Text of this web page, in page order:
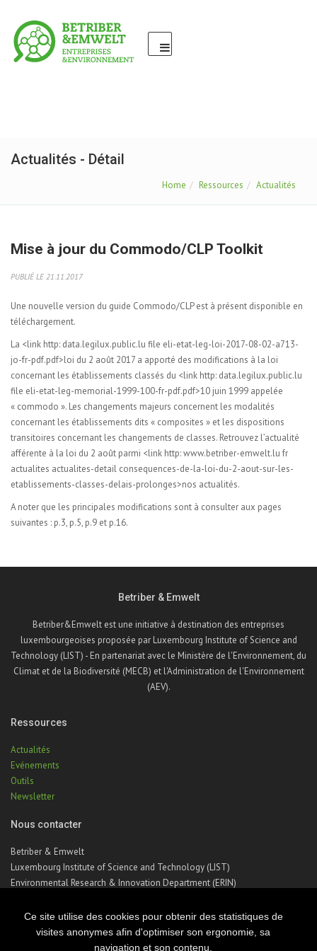
Ce site utilise des cookies pour obtenir des statistiques de
visites anonymes afin d'optimiser son ergonomie, sa
navigation et son contenu.
Actualités - Détail
Home Ressources Actualités
Mise à jour du Commodo/CLP Toolkit
PUBLIÉ LE 21.11.2017
Une nouvelle version du guide Commodo/CLP est à présent disponible en
téléchargement.
La <link http: data.legilux.public.lu file eli-etat-leg-loi-2017-08-02-a713-
jo-fr-pdf.pdf>loi du 2 août 2017 a apporté des modifications à la loi
concernant les établissements classés du <link http: data.legilux.public.lu
file eli-etat-leg-memorial-1999-100-fr-pdf.pdf>10 juin 1999 appelée
« commodo ». Les changements majeurs concernent les modalités
concernant les établissements dits « composites » et les dispositions
transitoires concernant les changements de classes. Retrouvez l’actualité
afférente à la loi du 2 août parmi <link http: www.betriber-emwelt.lu fr
actualites actualites-detail consequences-de-la-loi-du-2-aout-sur-les-
etablissements-classes-delais-prolonges>nos actualités.
A noter que les principales modifications sont à consulter aux pages
suivantes : p.3, p.5, p.9 et p.16.
Betriber & Emwelt
Betriber&Emwelt est une initiative à destination des entreprises
luxembourgeoises proposée par Luxembourg Institute of Science and
Technology (LIST) - En partenariat avec le Ministère de l'Environnement, du
Climat et de la Biodiversité (MECB) et l'Administration de l'Environnement
(AEV).
Ressources
Actualités
Evénements
Outils
Newsletter
Nous contacter
Betriber & Emwelt
Luxembourg Institute of Science and Technology (LIST)
Environmental Research & Innovation Department (ERIN)
Téléphone : +352 275 888 – 1
Email :betriber-emwelt@list.lu